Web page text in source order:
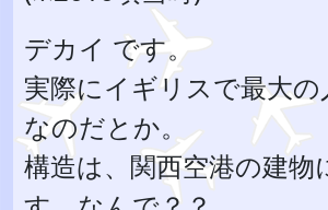
デカイ です。
実際にイギリスで最大の
なのだとか。
構造は、関西空港の建物